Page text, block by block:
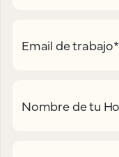
Email de trabajo*
Nombre de tu